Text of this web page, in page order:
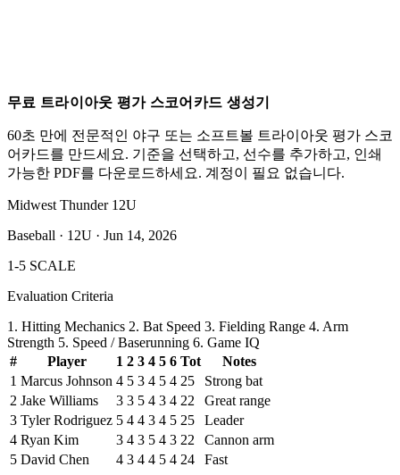
무료 트라이아웃 평가 스코어카드 생성기
60초 만에 전문적인 야구 또는 소프트볼 트라이아웃 평가 스코
어카드를 만드세요. 기준을 선택하고, 선수를 추가하고, 인쇄
가능한 PDF를 다운로드하세요. 계정이 필요 없습니다.
Midwest Thunder 12U
Baseball · 12U · Jun 14, 2026
1-5 SCALE
Evaluation Criteria
1. Hitting Mechanics 2. Bat Speed 3. Fielding Range 4. Arm
Strength 5. Speed / Baserunning 6. Game IQ
#
Player 1 2 3 4 5 6 Tot
Notes
1 Marcus Johnson 4 5 3 4 5 4 25
Strong bat
2 Jake Williams 3 3 5 4 3 4 22
Great range
3 Tyler Rodriguez 5 4 4 3 4 5 25
Leader
4 Ryan Kim 3 4 3 5 4 3 22
Cannon arm
5 David Chen 4 3 4 4 5 4 24 Fast